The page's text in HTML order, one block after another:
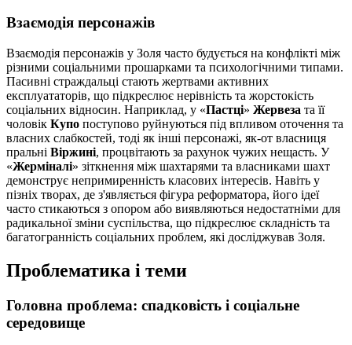
Взаємодія персонажів
Взаємодія персонажів у Золя часто будується на конфлікті між
різними соціальними прошарками та психологічними типами.
Пасивні страждальці стають жертвами активних
експлуататорів, що підкреслює нерівність та жорстокість
соціальних відносин. Наприклад, у «Пастці» Жервеза та її
чоловік Купо поступово руйнуються під впливом оточення та
власних слабкостей, тоді як інші персонажі, як-от власниця
пральні Віржині, процвітають за рахунок чужих нещасть. У
«Жерміналі» зіткнення між шахтарями та власниками шахт
демонструє непримиренність класових інтересів. Навіть у
пізніх творах, де з'являється фігура реформатора, його ідеї
часто стикаються з опором або виявляються недостатніми для
радикальної зміни суспільства, що підкреслює складність та
багатогранність соціальних проблем, які досліджував Золя.
Проблематика і теми
Головна проблема: спадковість і соціальне
середовище